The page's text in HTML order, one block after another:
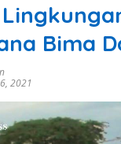
Bima
2021